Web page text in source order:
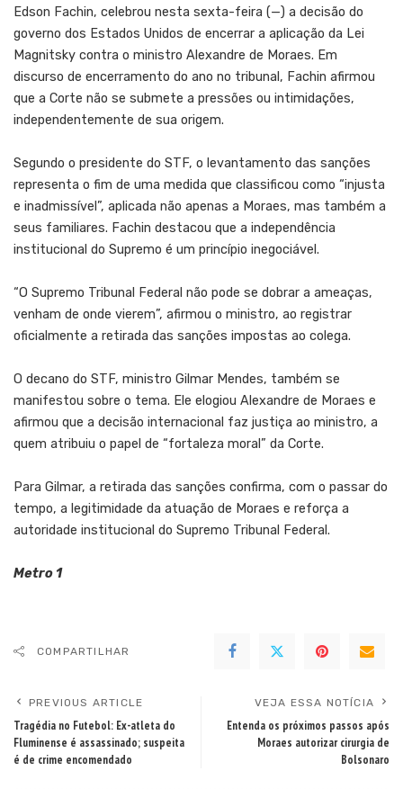
Edson Fachin, celebrou nesta sexta-feira (—) a decisão do
governo dos Estados Unidos de encerrar a aplicação da Lei
Magnitsky contra o ministro Alexandre de Moraes. Em
discurso de encerramento do ano no tribunal, Fachin afirmou
que a Corte não se submete a pressões ou intimidações,
independentemente de sua origem.
Segundo o presidente do STF, o levantamento das sanções
representa o fim de uma medida que classificou como “injusta
e inadmissível”, aplicada não apenas a Moraes, mas também a
seus familiares. Fachin destacou que a independência
institucional do Supremo é um princípio inegociável.
“O Supremo Tribunal Federal não pode se dobrar a ameaças,
venham de onde vierem”, afirmou o ministro, ao registrar
oficialmente a retirada das sanções impostas ao colega.
O decano do STF, ministro Gilmar Mendes, também se
manifestou sobre o tema. Ele elogiou Alexandre de Moraes e
afirmou que a decisão internacional faz justiça ao ministro, a
quem atribuiu o papel de “fortaleza moral” da Corte.
Para Gilmar, a retirada das sanções confirma, com o passar do
tempo, a legitimidade da atuação de Moraes e reforça a
autoridade institucional do Supremo Tribunal Federal.
Metro 1
COMPARTILHAR
PREVIOUS ARTICLE
Tragédia no Futebol: Ex-atleta do
Fluminense é assassinado; suspeita
é de crime encomendado
VEJA ESSA NOTÍCIA
Entenda os próximos passos após
Moraes autorizar cirurgia de
Bolsonaro